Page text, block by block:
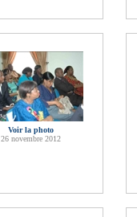
Voir la photo
26 novembre 2012